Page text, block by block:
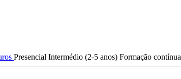
Presencial Intermédio (2-5 anos) Formação contínua